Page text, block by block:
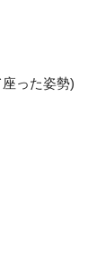
った姿勢)